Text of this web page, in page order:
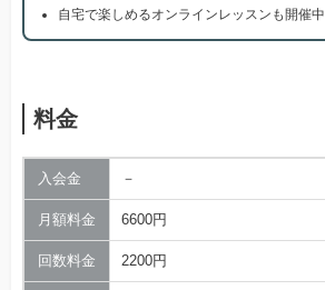
自宅で楽しめるオンラインレッスンも開催中
料金
入会金 －
月額料金 6600円
回数料金 2200円